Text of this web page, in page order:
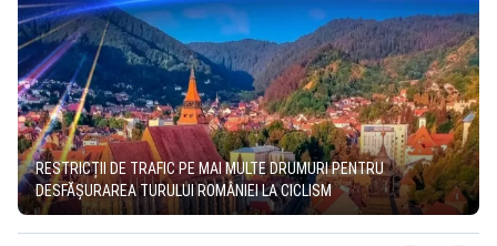
RESTRICȚII DE TRAFIC PE MAI MULTE DRUMURI PENTRU
DESFĂȘURAREA TURULUI ROMÂNIEI LA CICLISM